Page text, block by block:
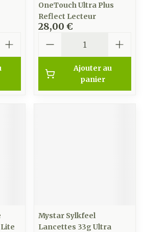
OneTouch Ultra Plus
Reflect Lecteur
28,00 €
Ajouter au
panier
Mystar Sylkfeel
Lancettes 33g Ultra